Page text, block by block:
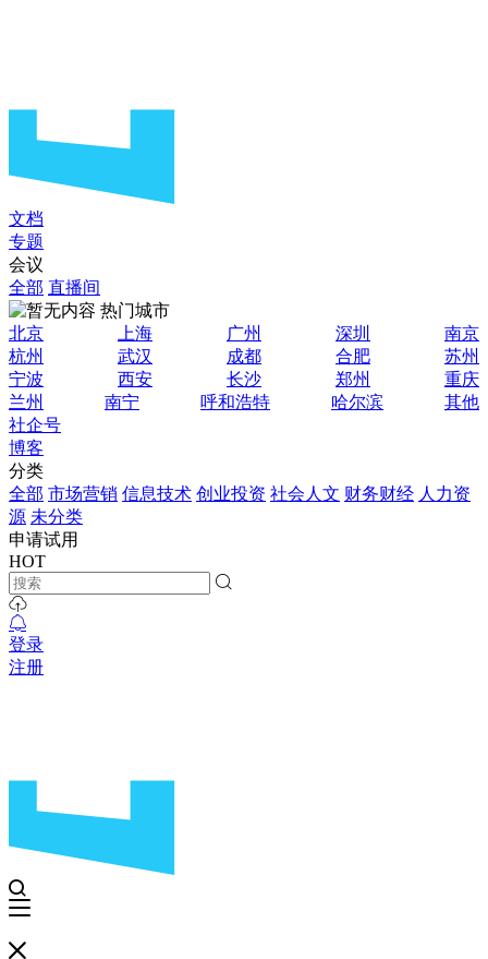
文档
专题
会议
全部 直播间
热门城市
北京
上海 广州 深圳
南京
杭州
武汉 成都 合肥
苏州
宁波
西安 长沙 郑州
重庆
兰州
南宁 呼和浩特 哈尔滨
其他
社企号
博客
分类
全部 市场营销 信息技术 创业投资 社会人文 财务财经 人力资
源 未分类
申请试用
HOT
登录
注册